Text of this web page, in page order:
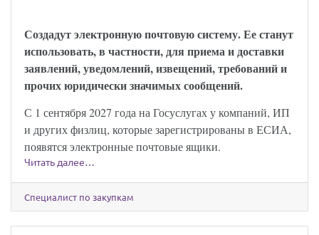
Создадут электронную почтовую систему. Ее станут
использовать, в частности, для приема и доставки
заявлений, уведомлений, извещений, требований и
прочих юридически значимых сообщений.
С 1 сентября 2027 года на Госуслугах у компаний, ИП
и других физлиц, которые зарегистрированы в ЕСИА,
появятся электронные почтовые ящики.
Читать далее…
Специалист по закупкам